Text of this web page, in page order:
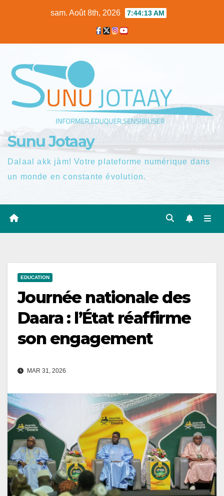
sam. Août 8th, 2026 7:44:14 AM
Sunu Jotaay
Dalaal akk jàm! Votre plateforme numérique dans
un monde en constante évolution.
EDUCATION
Journée nationale des
Daara : l’État réaffirme
son engagement
MAR 31, 2026